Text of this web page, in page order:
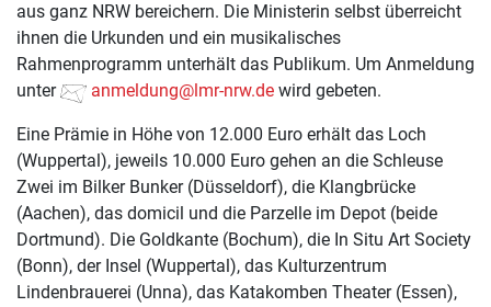
aus ganz NRW bereichern. Die Ministerin selbst überreicht
ihnen die Urkunden und ein musikalisches
Rahmenprogramm unterhält das Publikum. Um Anmeldung
unter
anmeldung@lmr-nrw.de wird gebeten.
Eine Prämie in Höhe von 12.000 Euro erhält das Loch
(Wuppertal), jeweils 10.000 Euro gehen an die Schleuse
Zwei im Bilker Bunker (Düsseldorf), die Klangbrücke
(Aachen), das domicil und die Parzelle im Depot (beide
Dortmund). Die Goldkante (Bochum), die In Situ Art Society
(Bonn), der Insel (Wuppertal), das Kulturzentrum
Lindenbrauerei (Unna), das Katakomben Theater (Essen),